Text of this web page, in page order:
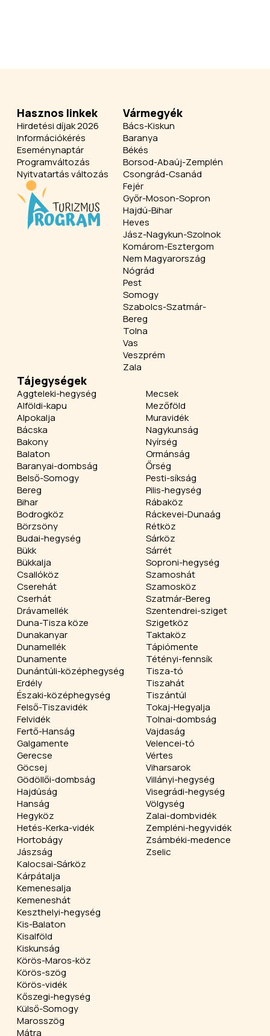
Hasznos linkek
Hirdetési díjak 2026
Információkérés
Eseménynaptár
Programváltozás
Nyitvatartás változás
Vármegyék
Bács-Kiskun
Baranya
Békés
Borsod-Abaúj-Zemplén
Csongrád-Csanád
Fejér
Győr-Moson-Sopron
Hajdú-Bihar
Heves
Jász-Nagykun-Szolnok
Komárom-Esztergom
Nem Magyarország
Nógrád
Pest
Somogy
Szabolcs-Szatmár-
Bereg
Tolna
Vas
Veszprém
Zala
Tájegységek
Aggteleki-hegység
Alföldi-kapu
Alpokalja
Bácska
Bakony
Balaton
Baranyai-dombság
Belső-Somogy
Bereg
Bihar
Bodrogköz
Börzsöny
Budai-hegység
Bükk
Bükkalja
Csallóköz
Cserehát
Cserhát
Drávamellék
Duna-Tisza köze
Dunakanyar
Dunamellék
Dunamente
Dunántúli-középhegység
Erdély
Északi-középhegység
Felső-Tiszavidék
Felvidék
Fertő-Hanság
Galgamente
Gerecse
Göcsej
Gödöllői-dombság
Hajdúság
Hanság
Hegyköz
Hetés-Kerka-vidék
Hortobágy
Jászság
Kalocsai-Sárköz
Kárpátalja
Kemenesalja
Kemeneshát
Keszthelyi-hegység
Kis-Balaton
Kisalföld
Kiskunság
Körös-Maros-köz
Körös-szög
Körös-vidék
Kőszegi-hegység
Külső-Somogy
Marosszög
Mátra
Mecsek
Mezőföld
Muravidék
Nagykunság
Nyírség
Ormánság
Őrség
Pesti-síkság
Pilis-hegység
Rábaköz
Ráckevei-Dunaág
Rétköz
Sárköz
Sárrét
Soproni-hegység
Szamoshát
Szamosköz
Szatmár-Bereg
Szentendrei-sziget
Szigetköz
Taktaköz
Tápiómente
Tétényi-fennsík
Tisza-tó
Tiszahát
Tiszántúl
Tokaj-Hegyalja
Tolnai-dombság
Vajdaság
Velencei-tó
Vértes
Viharsarok
Villányi-hegység
Visegrádi-hegység
Völgység
Zalai-dombvidék
Zempléni-hegyvidék
Zsámbéki-medence
Zselic